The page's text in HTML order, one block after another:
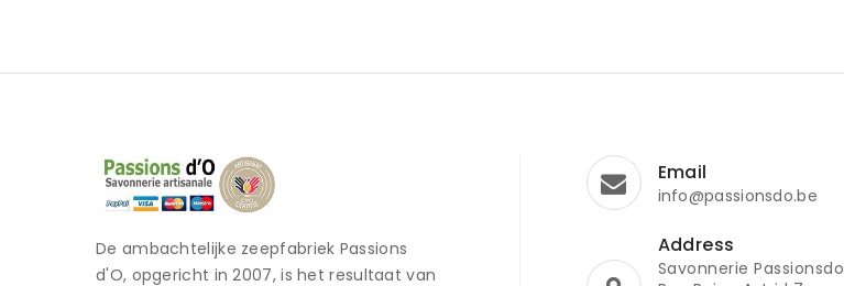
De ambachtelijke zeepfabriek Passions
d'O, opgericht in 2007, is het resultaat van
Email
info@passionsdo.be
Address
Savonnerie Passionsdo